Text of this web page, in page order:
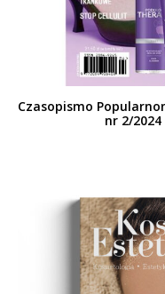
Czasopismo
nr 2/